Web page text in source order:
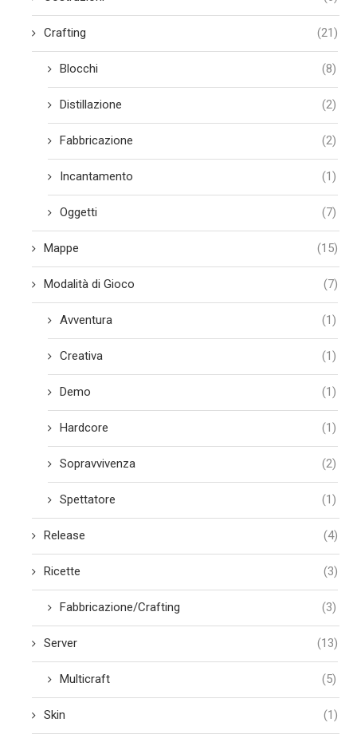
Crafting (21)
Blocchi (8)
Distillazione (2)
Fabbricazione (2)
Incantamento (1)
Oggetti (7)
Mappe (15)
Modalità di Gioco (7)
Avventura (1)
Creativa (1)
Demo (1)
Hardcore (1)
Sopravvivenza (2)
Spettatore (1)
Release (4)
Ricette (3)
Fabbricazione/Crafting (3)
Server (13)
Multicraft (5)
Skin (1)